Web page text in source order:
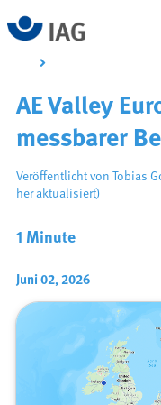
1 Minute
Juni 02, 2026
AE Valley
messbarer
Veröffentlicht von Tobias
her aktualisiert)